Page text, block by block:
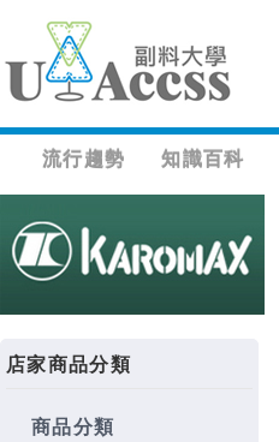
流行趨勢 知識百科
店家商品分類
商品分類